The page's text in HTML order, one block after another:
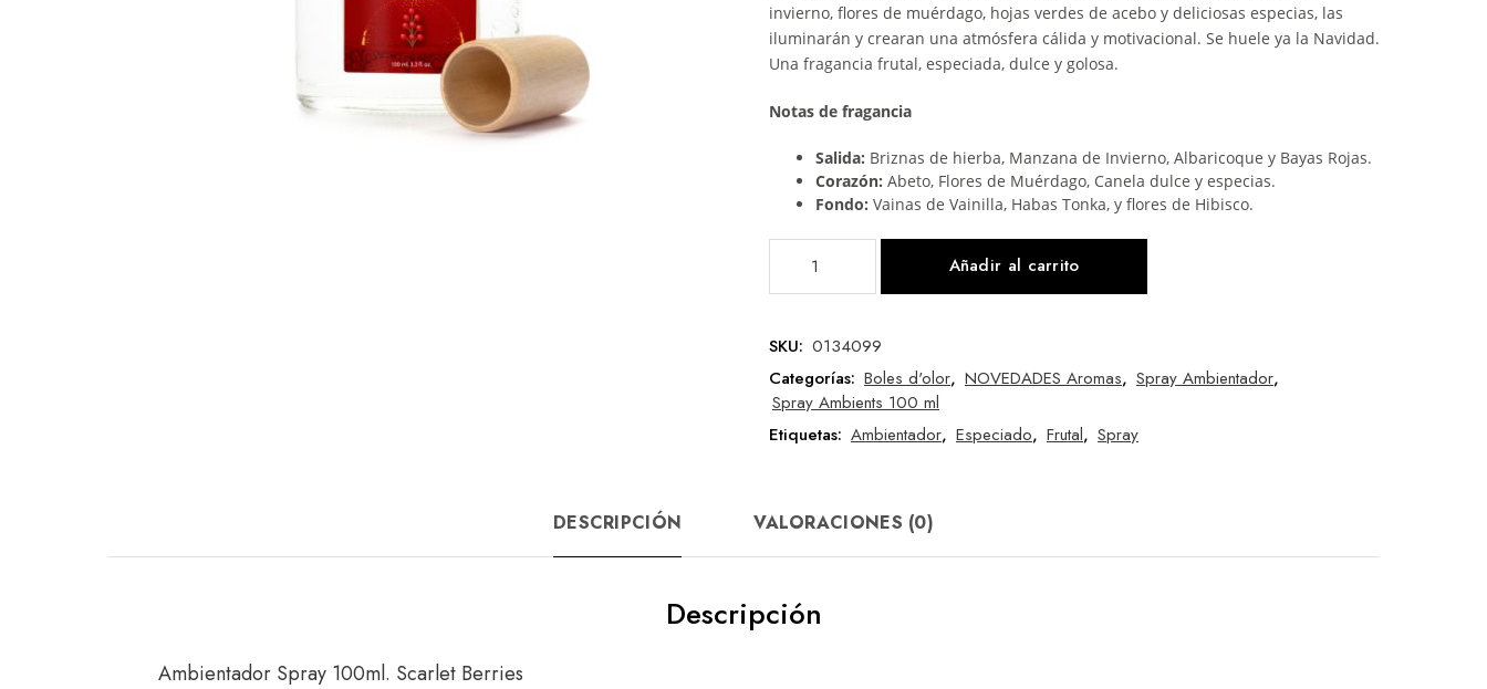
invierno, flores de muérdago, hojas verdes de acebo y deliciosas especias, las
iluminarán y crearan una atmósfera cálida y motivacional. Se huele ya la Navidad.
Una fragancia frutal, especiada, dulce y golosa.
Notas de fragancia
Salida: Briznas de hierba, Manzana de Invierno, Albaricoque y Bayas Rojas.
Corazón: Abeto, Flores de Muérdago, Canela dulce y especias.
Fondo: Vainas de Vainilla, Habas Tonka, y flores de Hibisco.
Añadir al carrito
SKU: 0134099
Categorías: Boles d'olor, NOVEDADES Aromas, Spray Ambientador,
Spray Ambients 100 ml
Etiquetas: Ambientador, Especiado, Frutal, Spray
DESCRIPCIÓN VALORACIONES (0)
Descripción
Ambientador Spray 100ml. Scarlet Berries